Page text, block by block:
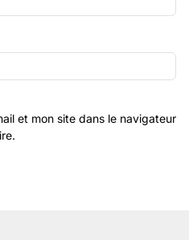
et mon site dans le navigateur